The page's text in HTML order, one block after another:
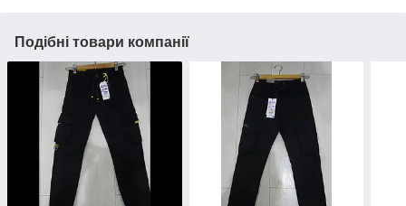
Подібні товари компанії